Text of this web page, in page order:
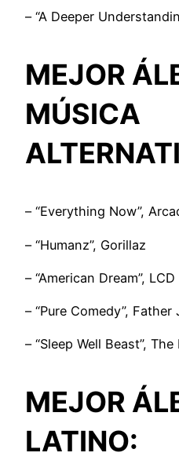
– “A Deeper
MEJOR
MÚSICA
– “Everything Now”,
– “Humanz”, Gorillaz
– “American Dream”,
– “Pure Comedy”,
– “Sleep Well Beast”,
MEJOR
LATINO: